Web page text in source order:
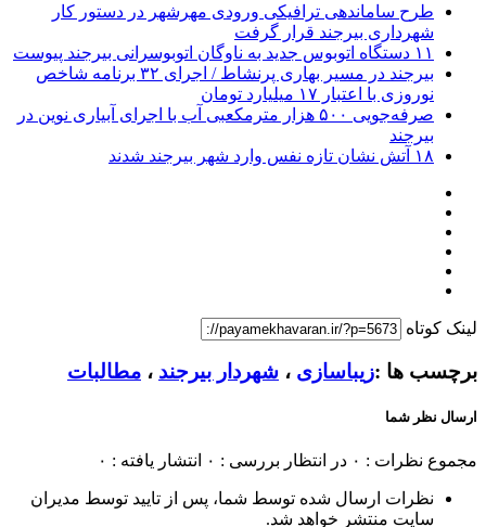
طرح ساماندهی ترافیکی ورودی مهرشهر در دستور کار
شهرداری بیرجند قرار گرفت
۱۱ دستگاه اتوبوس جدید به ناوگان اتوبوسرانی بیرجند پیوست
بیرجند در مسیر بهاری پرنشاط / اجرای ۳۲ برنامه شاخص
نوروزی با اعتبار ۱۷ میلیارد تومان
صرفه‌جویی ۵۰۰ هزار مترمکعبی آب با اجرای آبیاری نوین در
بیرجند
۱۸ آتش نشان تازه نفس وارد شهر بیرجند شدند
لینک کوتاه
برچسب ها :زیباسازی ، شهردار بیرجند ، مطالبات
ارسال نظر شما
مجموع نظرات : ۰ در انتظار بررسی : ۰ انتشار یافته : ۰
نظرات ارسال شده توسط شما، پس از تایید توسط مدیران
سایت منتشر خواهد شد.